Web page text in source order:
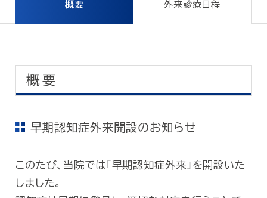
概要 外来診療日程
概要
早期認知症外来開設のお知らせ
このたび、当院では「早期認知症外来」を開設いた
しました。